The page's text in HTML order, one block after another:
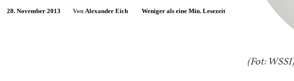
(Fot: WSSI)
28. November 2013 Von Alexander Eich Weniger als eine Min. Lesezeit